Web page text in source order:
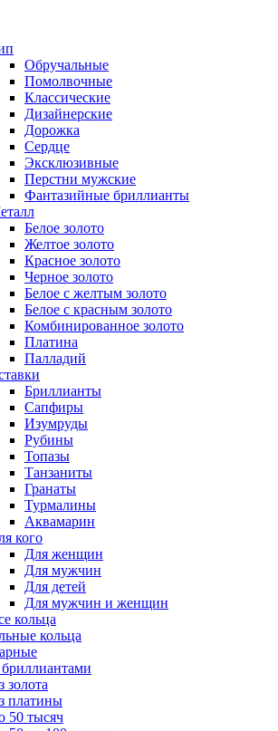
Обручальные
Помолвочные
Классические
Дизайнерские
Дорожка
Сердце
Эксклюзивные
Перстни мужские
Фантазийные бриллианты
Белое золото
Желтое золото
Красное золото
Черное золото
Белое с желтым золото
Белое с красным золото
Комбинированное золото
Платина
Палладий
Бриллианты
Сапфиры
Изумруды
Рубины
Топазы
Танзаниты
Гранаты
Турмалины
Аквамарин
кого
Для женщин
Для мужчин
Для детей
Для мужчин и женщин
кольца
кольца
золота
платины
50 тысяч